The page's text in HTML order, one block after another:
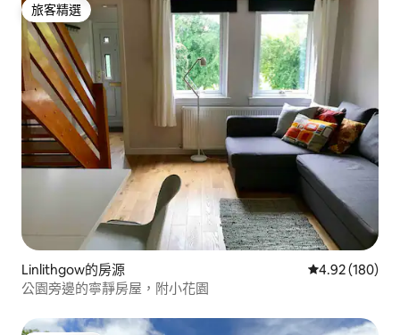
旅客精選
旅客精選
Linlithgow的房源 從 180 則評價
4.92 (180)
公園旁邊的寧靜房屋，附小花園